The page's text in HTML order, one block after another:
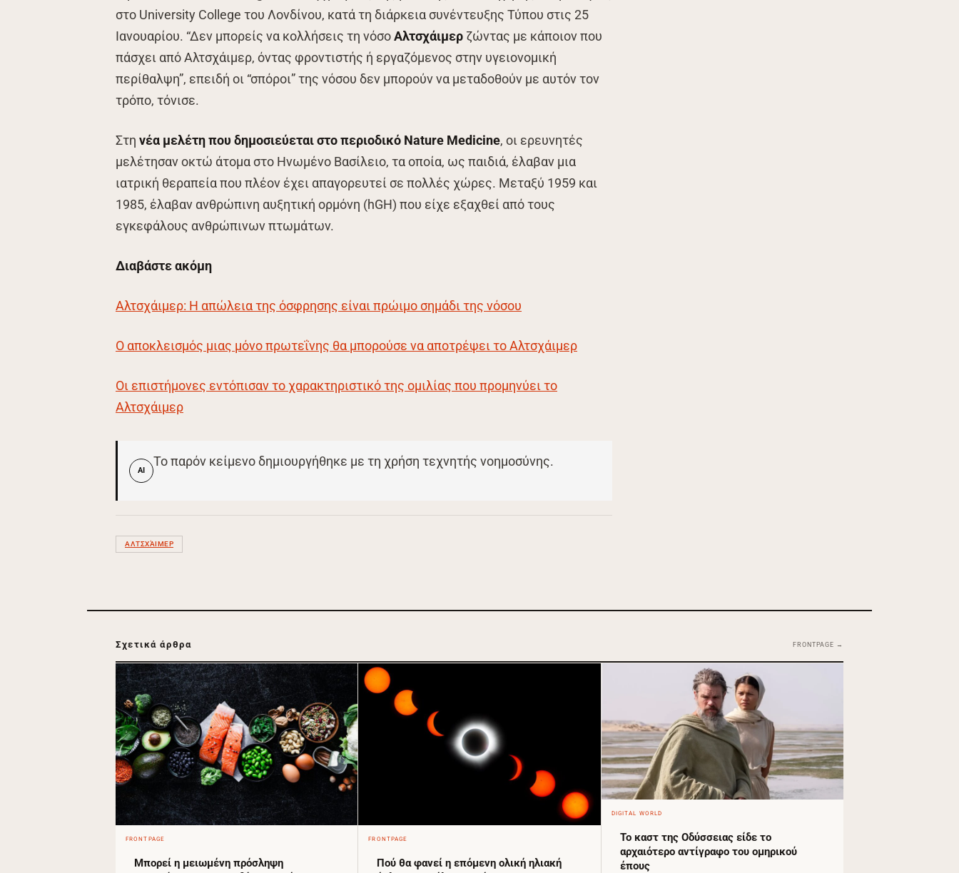
στο University College του Λονδίνου, κατά τη διάρκεια συνέντευξης Τύπου στις 25
Ιανουαρίου. “Δεν μπορείς να κολλήσεις τη νόσοΑλτσχάιμερ ζώντας με κάποιον που
πάσχει από Αλτσχάιμερ, όντας φροντιστής ή εργαζόμενος στην υγειονομική
περίθαλψη”, επειδή οι “σπόροι” της νόσου δεν μπορούν να μεταδοθούν με αυτόν τον
τρόπο, τόνισε.
Στη νέα μελέτη που δημοσιεύεται στο περιοδικό Nature Medicine, οι ερευνητές
μελέτησαν οκτώ άτομα στο Ηνωμένο Βασίλειο, τα οποία, ως παιδιά, έλαβαν μια
ιατρική θεραπεία που πλέον έχει απαγορευτεί σε πολλές χώρες. Μεταξύ 1959 και
1985, έλαβαν ανθρώπινη αυξητική ορμόνη (hGH) που είχε εξαχθεί από τους
εγκεφάλους ανθρώπινων πτωμάτων.
Διαβάστε ακόμη
Αλτσχάιμερ: Η απώλεια της όσφρησης είναι πρώιμο σημάδι της νόσου
Ο αποκλεισμός μιας μόνο πρωτεΐνης θα μπορούσε να αποτρέψει το Αλτσχάιμερ
Οι επιστήμονες εντόπισαν το χαρακτηριστικό της ομιλίας που προμηνύει το
Αλτσχάιμερ
AI
Το παρόν κείμενο δημιουργήθηκε με τη χρήση τεχνητής νοημοσύνης.
ΑΛΤΣΧΆΙΜΕΡ
Σχετικά άρθρα FRONTPAGE →
FRONTPAGE
Μπορεί η μειωμένη πρόσληψη
FRONTPAGE
Πού θα φανεί η επόμενη ολική ηλιακή
DIGITAL WORLD
Το καστ της Οδύσσειας είδε το
αρχαιότερο αντίγραφο του ομηρικού
έπους